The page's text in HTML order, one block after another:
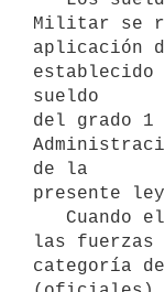
Militar se
aplicación
establecido
sueldo
del grado 1
de la
presente
las fuerzas
categoría